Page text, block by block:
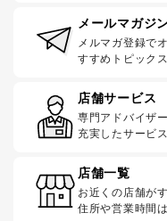
メールマガジ
メルマガ登録で
すすめトピック
店舗サービス
専門アドバイザ
充実したサービ
店舗一覧
お近くの店舗が
住所や営業時間